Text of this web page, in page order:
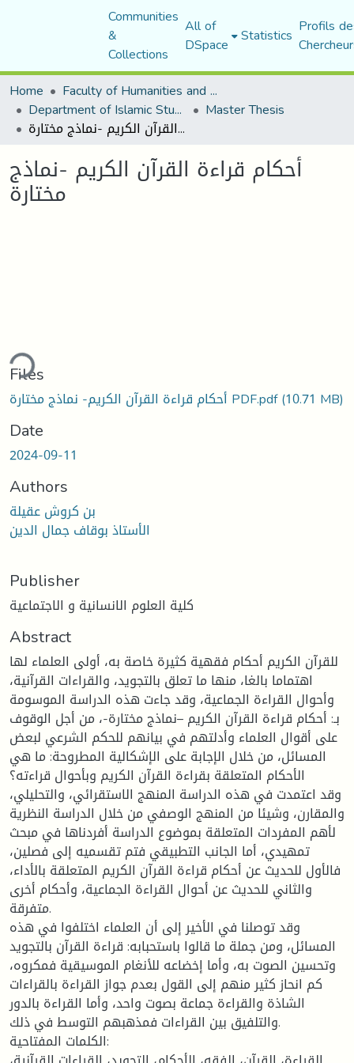
Communities
&
Collections
All of
DSpace Statistics Profils
Home
Faculty of Humanities and Social Sciences
Department of Islamic Studies Master Thesis
أحكام قراءة القرآن الكريم -نماذج مختارة
أحكام قراءة القرآن الكريم -نماذج
مختارة
Files
أحكام قراءة القرآن الكريم- نماذج مختارة PDF.pdf(10.71 MB)
Date
2024-09-11
Authors
بن كروش عقيلة
الأستاذ بوقاف جمال الدين
Publisher
كلية العلوم الانسانية و الاجتماعية
Abstract
للقرآن الكريم أحكام فقهية كثيرة خاصة به، أولى العلماء لها
اهتماما بالغا، منها ما تعلق بالتجويد، والقراءات القرآنية،
وأحوال القراءة الجماعية، وقد جاءت هذه الدراسة الموسومة
بـ: أحكام قراءة القرآن الكريم –نماذج مختارة-، من أجل الوقوف
على أقوال العلماء وأدلتهم في بيانهم للحكم الشرعي لبعض
المسائل، من خلال الإجابة على الإشكالية المطروحة: ما هي
الأحكام المتعلقة بقراءة القرآن الكريم وبأحوال قراءته؟
وقد اعتمدت في هذه الدراسة المنهج الاستقرائي، والتحليلي،
والمقارن، وشيئا من المنهج الوصفي من خلال الدراسة النظرية
لأهم المفردات المتعلقة بموضوع الدراسة أفردناها في مبحث
تمهيدي، أما الجانب التطبيقي فتم تقسميه إلى فصلين،
فالأول للحديث عن أحكام قراءة القرآن الكريم المتعلقة بالأداء،
والثاني للحديث عن أحوال القراءة الجماعية، وأحكام أخرى
متفرقة.
وقد توصلنا في الأخير إلى أن العلماء اختلفوا في هذه
المسائل، ومن جملة ما قالوا باستحبابه: قراءة القرآن بالتجويد
وتحسين الصوت به، وأما إخضاعه للأنغام الموسيقية فمكروه،
كم انحاز كثير منهم إلى القول بعدم جواز القراءة بالقراءات
الشاذة والقراءة جماعة بصوت واحد، وأما القراءة بالدور
والتلفيق بين القراءات فمذهبهم التوسط في ذلك.
الكلمات المفتاحية: